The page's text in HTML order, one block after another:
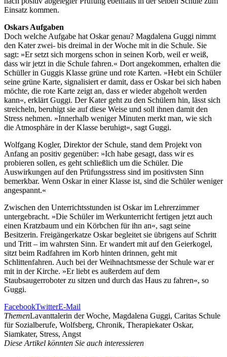
Einsatz kommen.
Oskars Aufgaben
Doch welche Aufgabe hat Oskar genau? Magdalena Guggi nimmt
den Kater zwei- bis dreimal in der Woche mit in die Schule. Sie
sagt: »Er setzt sich morgens schon in seinen Korb, weil er weiß,
dass wir jetzt in die Schule fahren.« Dort angekommen, erhalten die
Schüller in Guggis Klasse grüne und rote Karten. »Hebt ein Schüler
seine grüne Karte, signalisiert er damit, dass er Oskar bei sich haben
möchte, die rote Karte zeigt an, dass er wieder abgeholt werden
kann«, erklärt Guggi. Der Kater geht zu den Schülern hin, lässt sich
streicheln, beruhigt sie auf diese Weise und soll ihnen damit den
Stress nehmen. »Innerhalb weniger Minuten merkt man, wie sich
die Atmosphäre in der Klasse beruhigt«, sagt Guggi.
Wolfgang Kogler, Direktor der Schule, stand dem Projekt von
Anfang an positiv gegenüber: »Ich habe gesagt, dass wir es
probieren sollen, es geht schließlich um die Schüler. Die
Auswirkungen auf den Prüfungsstress sind im positivsten Sinn
bemerkbar. Wenn Oskar in einer Klasse ist, sind die Schüler weniger
angespannt.«
Zwischen den Unterrichtsstunden ist Oskar im Lehrerzimmer
untergebracht. »Die Schüler im Werkunterricht fertigen jetzt auch
einen Kratzbaum und ein Körbchen für ihn an«, sagt seine
Besitzerin. Freigängerkatze Oskar begleitet sie übrigens auf Schritt
und Tritt – im wahrsten Sinn. Er wandert mit auf den Geierkogel,
sitzt beim Radfahren im Korb hinten drinnen, geht mit
Schlittenfahren. Auch bei der Weihnachtsmesse der Schule war er
mit in der Kirche. »Er liebt es außerdem auf dem
Staubsaugerroboter zu sitzen und durch das Haus zu fahren«, so
Guggi.
FacebookTwitterE-Mail
ThemenLavanttalerin der Woche, Magdalena Guggi, Caritas Schule
für Sozialberufe, Wolfsberg, Chronik, Therapiekater Oskar,
Siamkater, Stress, Angst
Diese Artikel könnten Sie auch interessieren